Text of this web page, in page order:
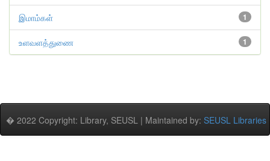
1
இமாம்கள்
1
உளவளத்துணை
� 2022 Copyright: Library, SEUSL | Maintained by: SEUSL Libraries